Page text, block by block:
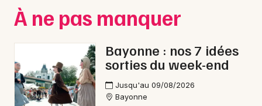
À ne pas manquer
Bayonne : nos 7 idées
sorties du week-end
Jusqu'au 09/08/2026
Bayonne